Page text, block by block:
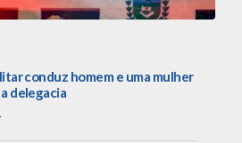
conduz homem e uma mulher
delegacia